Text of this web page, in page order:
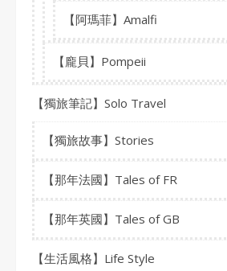
【阿瑪菲】Amalfi
【龐貝】Pompeii
【獨旅筆記】Solo Travel
【獨旅故事】Stories
【那年法國】Tales of FR
【那年英國】Tales of GB
【生活風格】Life Style